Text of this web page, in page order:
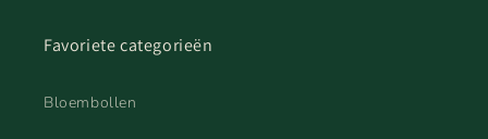
Favoriete categorieën
Bloembollen